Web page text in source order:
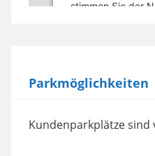
stimmen Sie der
powered by
Parkmöglichkeiten
Kundenparkplätze sind